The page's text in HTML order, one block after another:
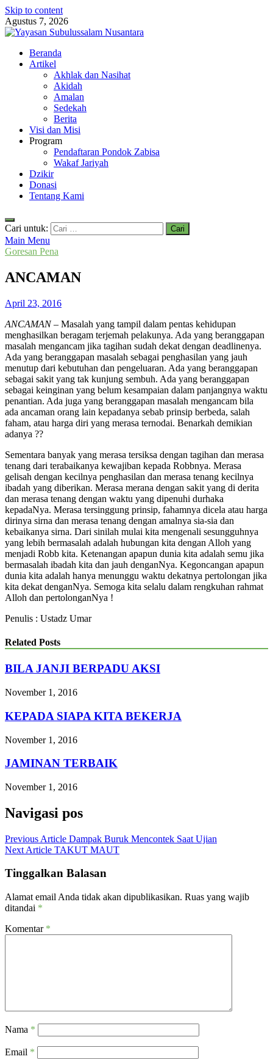
Skip to content
Agustus 7, 2026
Yayasan Subulussalam Nusantara
Yayasan Subulussalam Nusantara – Rumah Tahfidz Zabisa (Zaid bin
Tsabit) Temanggung – Tebar Manfaat untuk Ummat
Beranda
Artikel
Akhlak dan Nasihat
Akidah
Amalan
Sedekah
Berita
Visi dan Misi
Program
Pendaftaran Pondok Zabisa
Wakaf Jariyah
Dzikir
Donasi
Tentang Kami
Cari untuk:
Main Menu
Goresan Pena
ANCAMAN
April 23, 2016
ANCAMAN– Masalah yang tampil dalam pentas kehidupan
menghasilkan beragam terjemah pelakunya. Ada yang beranggapan
masalah mengancam jika tagihan sudah dekat dengan deadlinenya.
Ada yang beranggapan masalah sebagai penghasilan yang jauh
menutup dari kebutuhan dan pengeluaran. Ada yang beranggapan
sebagai sakit yang tak kunjung sembuh. Ada yang beranggapan
sebagai keinginan yang belum kesampaian dalam panjangnya waktu
penantian. Ada juga yang beranggapan masalah mengancam bila
ada ancaman orang lain kepadanya sebab prinsip berbeda, salah
faham, atau harga diri yang merasa ternodai. Benarkah demikian
adanya ??
Sementara banyak yang merasa tersiksa dengan tagihan dan merasa
tenang dari terabaikanya kewajiban kepada Robbnya. Merasa
gelisah dengan kecilnya penghasilan dan merasa tenang kecilnya
ibadah yang diberikan. Merasa merana dengan sakit yang di derita
dan merasa tenang dengan waktu yang dipenuhi durhaka
kepadaNya. Merasa tersinggung prinsip, fahamnya dicela atau harga
dirinya sirna dan merasa tenang dengan amalnya sia-sia dan
kebaikanya sirna. Dari sinilah mulai kita mengenali sesungguhnya
yang lebih bermasalah adalah hubungan kita dengan Alloh yang
menjadi Robb kita. Ketenangan apapun dunia kita adalah semu jika
bermasalah ibadah kita dan jauh denganNya. Kegoncangan apapun
dunia kita adalah hanya menunggu waktu dekatnya pertolongan jika
kita dekat denganNya. Semoga kita selalu dalam rengkuhan rahmat
Alloh dan pertolonganNya !
Penulis : Ustadz Umar
Related Posts
BILA JANJI BERPADU AKSI
November 1, 2016
KEPADA SIAPA KITA BEKERJA
November 1, 2016
JAMINAN TERBAIK
November 1, 2016
Navigasi pos
Previous Article Dampak Buruk Mencontek Saat Ujian
Next Article TAKUT MAUT
Tinggalkan Balasan
Alamat email Anda tidak akan dipublikasikan. Ruas yang wajib
ditandai *
Komentar *
Nama *
Email *